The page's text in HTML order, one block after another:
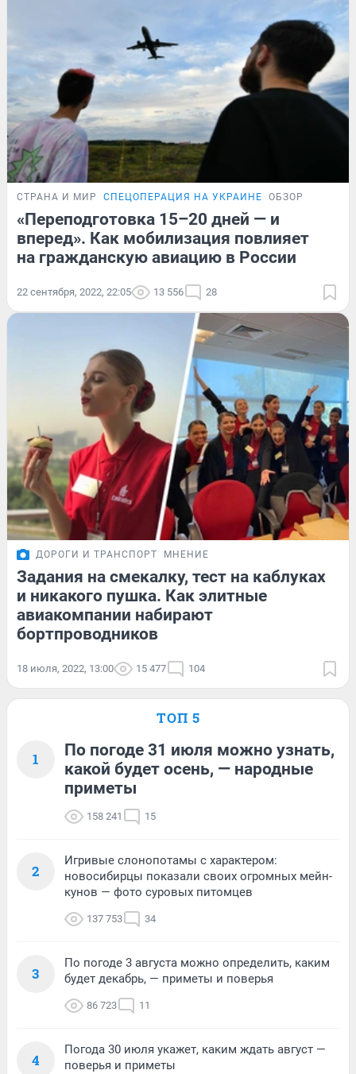
СТРАНА И МИР СПЕЦОПЕРАЦИЯ НА УКРАИНЕ ОБЗОР
«Переподготовка 15–20 дней — и
вперед». Как мобилизация повлияет
на гражданскую авиацию в России
22 сентября, 2022, 22:05 13 556 28
ДОРОГИ И ТРАНСПОРТ МНЕНИЕ
Задания на смекалку, тест на каблуках
и никакого пушка. Как элитные
авиакомпании набирают
бортпроводников
18 июля, 2022, 13:00 15 477 104
ТОП 5
1
По погоде 31 июля можно узнать,
какой будет осень, — народные
приметы
158 241 15
2
Игривые слонопотамы с характером:
новосибирцы показали своих огромных мейн-
кунов — фото суровых питомцев
137 753 34
3
По погоде 3 августа можно определить, каким
будет декабрь, — приметы и поверья
86 723 11
4
Погода 30 июля укажет, каким ждать август —
поверья и приметы